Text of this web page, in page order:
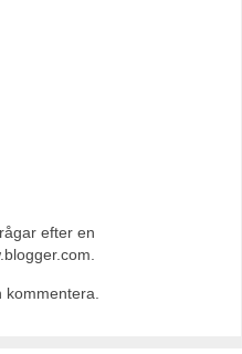
efter en